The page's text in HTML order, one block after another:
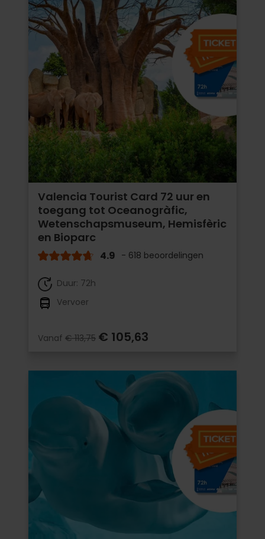
Valencia Tourist Card 72 uur en
toegang tot Oceanogràfic,
Wetenschapsmuseum, Hemisfèric
en Bioparc
4.9 - 618 beoordelingen
Duur: 72h
Vervoer
Vanaf € 113,75 € 105,63